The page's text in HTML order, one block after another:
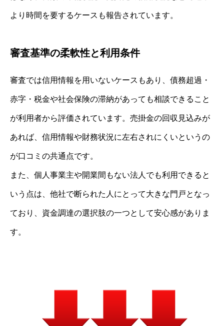
より時間を要するケースも報告されています。
審査基準の柔軟性と利用条件
審査では信用情報を用いないケースもあり、債務超過・
赤字・税金や社会保険の滞納があっても相談できること
が利用者から評価されています。売掛金の回収見込みが
あれば、信用情報や財務状況に左右されにくいというの
が口コミの共通点です。
また、個人事業主や開業間もない法人でも利用できると
いう点は、他社で断られた人にとって大きな門戸となっ
ており、資金調達の選択肢の一つとして安心感がありま
す。